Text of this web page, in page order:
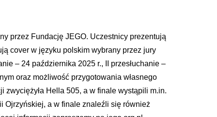
przez Fundację JEGO. Uczestnicy prezentują
cover w języku polskim wybrany przez jury
– 24 października 2025 r., II przesłuchanie –
oraz możliwość przygotowania własnego
zwyciężyła Hella 505, a w finale wystąpili m.in.
Ojrzyńskiej, a w finale znaleźli się również